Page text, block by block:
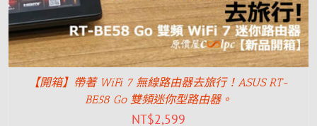
【開箱】帶著 WiFi 7 無線路由器去旅行！ASUS RT-
BE58 Go 雙頻迷你型路由器。
NT$2,599